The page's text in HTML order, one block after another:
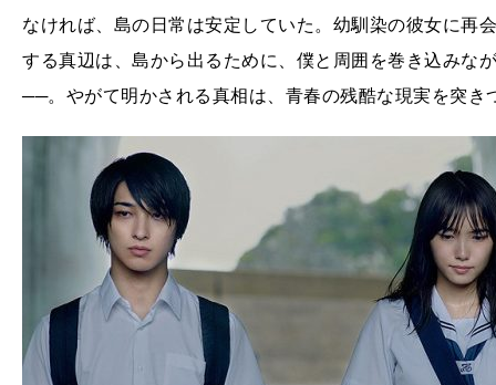
なければ、島の日常は安定していた。幼馴染の彼女に再
する真辺は、島から出るために、僕と周囲を巻き込みな
──。やがて明かされる真相は、青春の残酷な現実を突き